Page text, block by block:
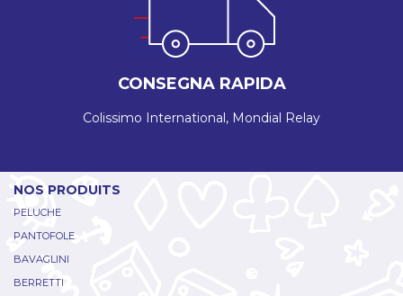
CONSEGNA RAPIDA
Colissimo International, Mondial Relay
NOS PRODUITS
PELUCHE
PANTOFOLE
BAVAGLINI
BERRETTI